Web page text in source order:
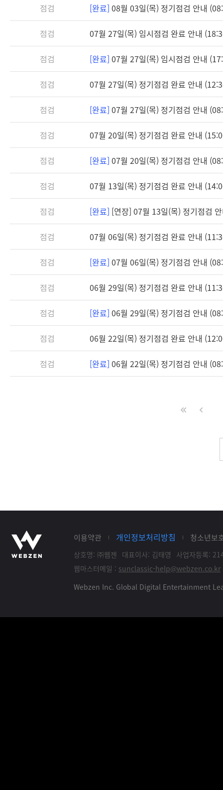
점검 [완료] 08월 03일(목) 정기점검 안내
점검 07월 27일(목) 임시점검 완료 안내
점검 [완료] 07월 27일(목) 임시점검 안내
점검 07월 27일(목) 정기점검 완료 안내
점검 [완료] 07월 27일(목) 정기점검 안내
점검 07월 20일(목) 정기점검 완료 안내
점검 [완료] 07월 20일(목) 정기점검 안내
점검 07월 13일(목) 정기점검 완료 안내
점검 [완료] [연장] 07월 13일(목) 정기점검
점검 07월 06일(목) 정기점검 완료 안내
점검 [완료] 07월 06일(목) 정기점검 안내
점검 06월 29일(목) 정기점검 완료 안내
점검 [완료] 06월 29일(목) 정기점검 안내
점검 06월 22일(목) 정기점검 완료 안내
점검 [완료] 06월 22일(목) 정기점검 안내
이용약관 개인정보처리방침 청소년보
상호명: ㈜웹젠 대표이사: 김태영
사업자등록:
웹마스터메일 : sunclassic-help@webzen.co.kr
Webzen Inc. Global Digital Entertainment